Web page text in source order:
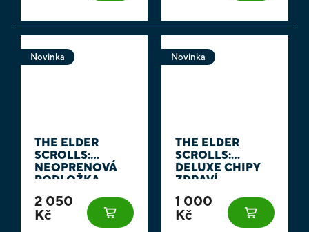
Novinka
THE ELDER
SCROLLS:
NEOPRENOVÁ
PODLOŽKA
2 050
Kč
Novinka
THE ELDER
SCROLLS:
DELUXE CHIPY
ZDRAVÍ
1 000
Kč